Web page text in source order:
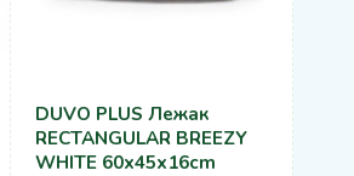
DUVO PLUS Лежак
RECTANGULAR BREEZY
WHITE 60x45x16cm